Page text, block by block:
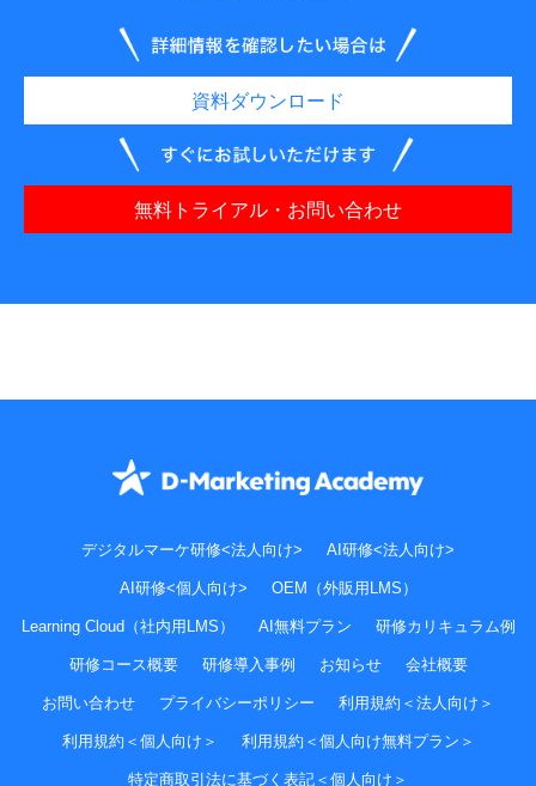
資料ダウンロード
無料トライアル・お問い合わせ
デジタルマーケ研修<法人向け> AI研修<法人向け>
AI研修<個人向け> OEM（外販用LMS）
Learning Cloud（社内用LMS） AI無料プラン 研修カリキュラム例
研修コース概要 研修導入事例 お知らせ 会社概要
お問い合わせ プライバシーポリシー 利用規約＜法人向け＞
利用規約＜個人向け＞ 利用規約＜個人向け無料プラン＞
特定商取引法に基づく表記＜個人向け＞